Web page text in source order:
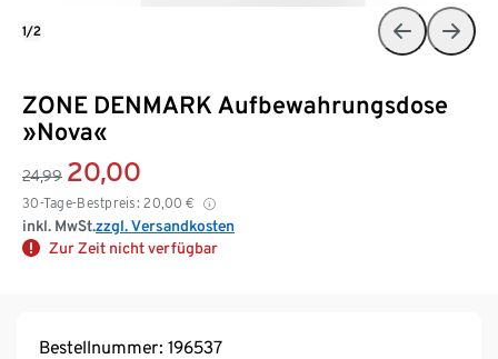
ZONE DENMARK Aufbewahrungsdose
»Nova«
24,99 20,00
30-Tage-Bestpreis: 20,00 €
inkl. MwSt.zzgl. Versandkosten
Zur Zeit nicht verfügbar
1/2
Bestellnummer: 196537